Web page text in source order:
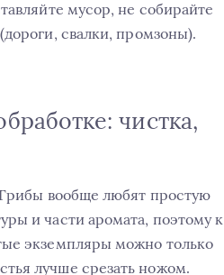
мусор, не собирайте
свалки, промзоны).
чистка,
Грибы вообще любят простую
и части аромата, поэтому к
экземпляры можно только
лучше срезать ножом.